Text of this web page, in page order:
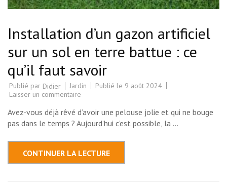
Installation d’un gazon artificiel
sur un sol en terre battue : ce
qu’il faut savoir
Publié par Didier Jardin Publié le 9 août 2024
Laisser un commentaire
d’un
gazon
artificiel
sur
sol
en
terre
battue
Avez-vous déjà rêvé d’avoir une pelouse jolie et qui ne bouge
pas dans le temps ? Aujourd’hui c’est possible, la …
CONTINUER LA LECTURE